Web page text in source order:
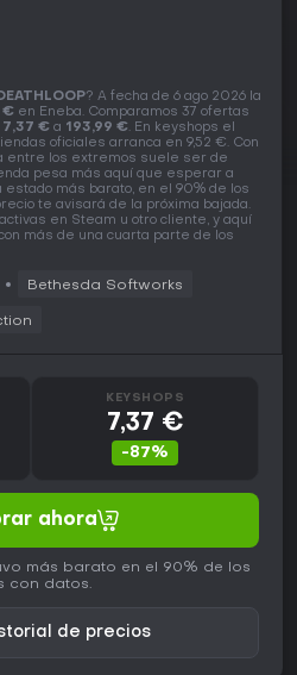
? A fecha de 6 ago 2026 la
€ en Eneba. Comparamos 37 ofertas
7,37 € a 193,99 €. En keyshops el
oficiales arranca en 9,52 €. Con
entre los extremos suele ser de
pesa más aquí que esperar a
más barato, en el 90% de los
te avisará de la próxima bajada.
en Steam u otro cliente, y aquí
más de una cuarta parte de los
Bethesda Softworks
KEYSHOPS
7,37 €
-87%
ahora
más barato en el 90% de los
con datos.
de precios